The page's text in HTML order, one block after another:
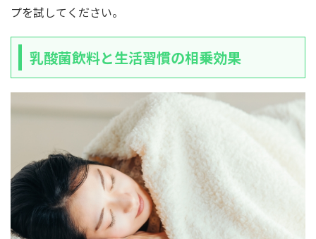
プを試してください。
乳酸菌飲料と生活習慣の相乗効果